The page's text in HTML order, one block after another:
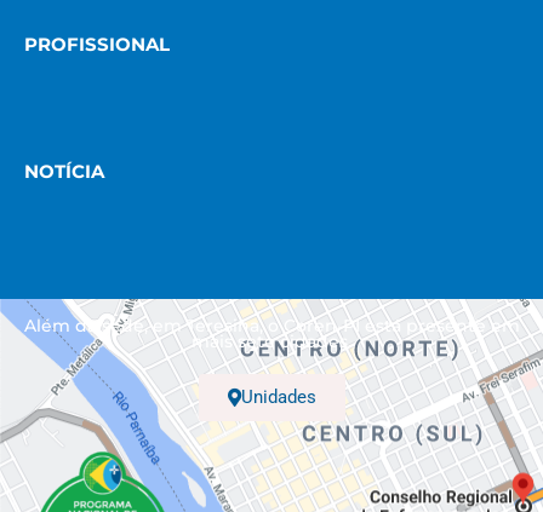
PROFISSIONAL
NOTÍCIA
Além da sede, em Teresina, o Coren-PI está presente em
mais sete cidades.
Unidades